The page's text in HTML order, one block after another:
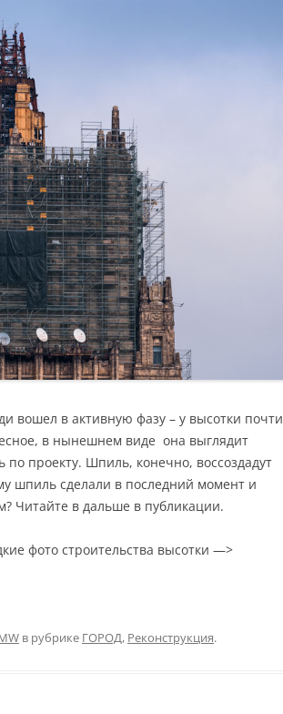
вошел в активную фазу – у высотки почти
в нынешнем виде она выглядит
проекту. Шпиль, конечно, воссоздадут
шпиль сделали в последний момент и
Читайте в дальше в публикации.
фото строительства высотки —>
в рубрике ГОРОД, Реконструкция.